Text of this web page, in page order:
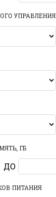
УПРАВЛЕНИЯ
ГБ
ДО
ПИТАНИЯ